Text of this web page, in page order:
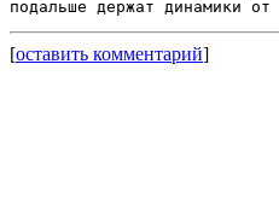
[оставить комментарий]